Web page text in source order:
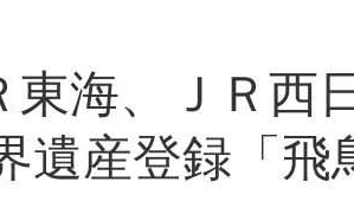
東海、ＪＲ西
遺産登録「